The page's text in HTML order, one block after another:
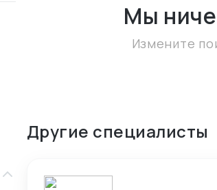
Мы
Измените
Другие специалисты